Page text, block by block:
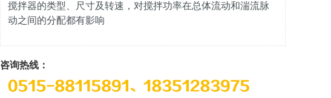
搅拌器的类型、尺寸及转速，对搅拌功率在总体流动和湍流脉
动之间的分配都有影响
咨询热线：